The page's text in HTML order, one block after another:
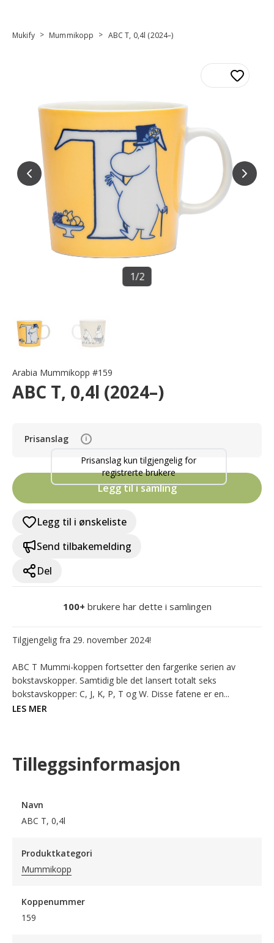
Mukify > Mummikopp > ABC T, 0,4l (2024–)
1/2
Arabia Mummikopp #159
ABC T, 0,4l (2024–)
Prisanslag i
Prisanslag kun tilgjengelig for
registrerte brukere
Legg til i samling
Legg til i ønskeliste
Send tilbakemelding
Del
100+ brukere har dette i samlingen
Tilgjengelig fra 29. november 2024!
ABC T Mummi-koppen fortsetter den fargerike serien av
bokstavskopper. Samtidig ble det lansert totalt seks
bokstavskopper: C, J, K, P, T og W. Disse fatene er en...
LES MER
Tilleggsinformasjon
Navn
ABC T, 0,4l
Produktkategori
Mummikopp
Koppenummer
159